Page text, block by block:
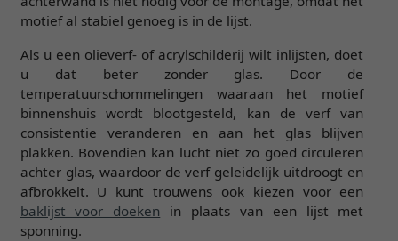
motief al stabiel genoeg is in de lijst.
Als u een olieverf- of acrylschilderij wilt inlijsten, doet
u dat beter zonder glas. Door de
temperatuurschommelingen waaraan het motief
binnenshuis wordt blootgesteld, kan de verf van
consistentie veranderen en aan het glas blijven
plakken. Bovendien kan lucht niet zo goed circuleren
achter glas, waardoor de verf geleidelijk uitdroogt en
afbrokkelt. U kunt trouwens ook kiezen voor een
baklijst voor doeken in plaats van een lijst met
sponning.